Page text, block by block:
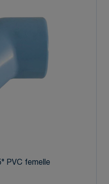
PVC femelle